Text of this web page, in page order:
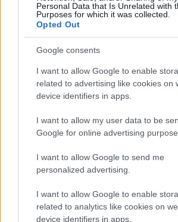
Personal Data that Is Unrelated with
Purposes for which it was collected.
Opted Out
Google consents
I want to allow Google to enable
related to advertising like cookies on
device identifiers in apps.
I want to allow my user data to be
Google for online advertising
I want to allow Google to send me
personalized advertising.
I want to allow Google to enable
related to analytics like cookies on
device identifiers in apps.
Martina Agostina Diturco
I nostri cari
I nostri cari
I nostri cari